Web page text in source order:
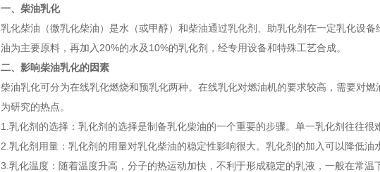
一、柴油乳化
乳化柴油（微乳化柴油）是水（或甲醇）和柴油通过乳化剂、助乳化剂在一定乳化设
油为主要原料，再加入20%的水及10%的乳化剂，经专用设备和特殊工艺合成。
二、影响柴油乳化的因素
柴油乳化可分为在线乳化燃烧和预乳化两种。在线乳化对燃油机的要求较高，需要对
为研究的热点。
1.乳化剂的选择：乳化剂的选择是制备乳化柴油的一个重要的步骤。单一乳化剂往往很
2.乳化剂用量：乳化剂的用量对乳化柴油的稳定性影响很大。乳化剂的加入可以降低油
3.乳化温度：随着温度升高，分子的热运动加快，不利于形成稳定的乳液，一般在常温